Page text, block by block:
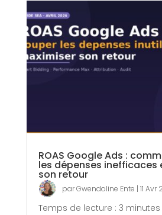
ROAS Google Ads :
les dépenses inefficaces
son retour
parGwendoline Ente | 11 Avr
Temps de lecture : 3 minutes